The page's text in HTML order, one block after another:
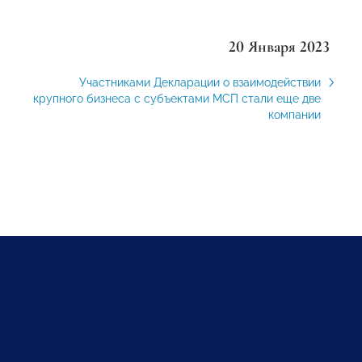
20 Января 2023
Участниками Декларации о взаимодействии
крупного бизнеса с субъектами МСП стали еще две
компании